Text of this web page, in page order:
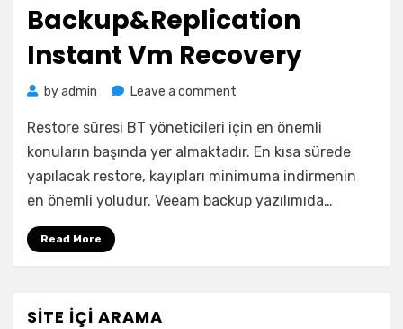
Backup&Replication
Instant Vm Recovery
byadmin Leave a comment
Backup&Replication
Instant
Vm
Restore süresi BT yöneticileri için en önemli
konuların başında yer almaktadır. En kısa sürede
yapılacak restore, kayıpları minimuma indirmenin
en önemli yoludur. Veeam backup yazılımıda…
Read More
SITE İÇI ARAMA